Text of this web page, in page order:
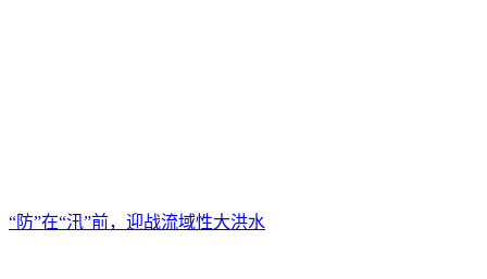
“防”在“汛”前，迎战流域性大洪水